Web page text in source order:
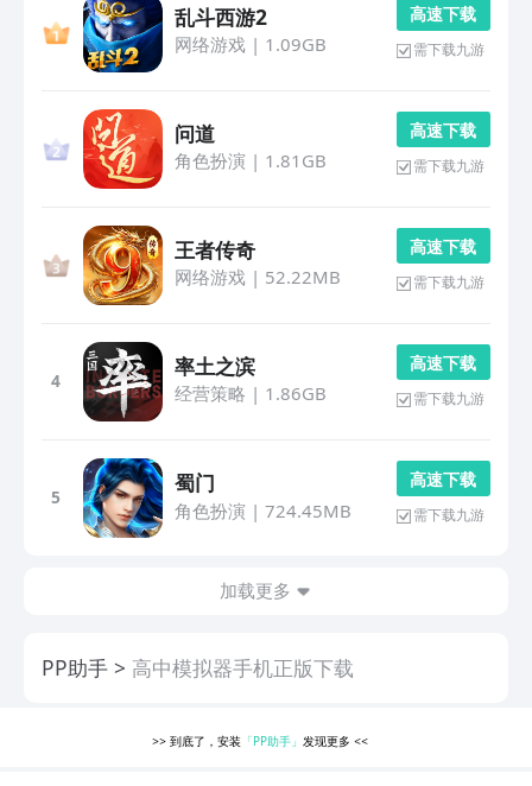
乱斗西游2
网络游戏| 1.09GB
高 速 下 载
需下载九游
问道
角色扮演 | 1.81GB
高 速 下 载
需下载九游
王者传奇
网络游戏| 52.22MB
高 速 下 载
需下载九游
4
率土之滨
经营策略 | 1.86GB
高 速 下 载
需下载九游
5
蜀门
角色扮演 | 724.45MB
高 速 下 载
需下载九游
加载更多
PP助手 高中模拟器手机正版下载
>> 到底了，安装 「PP助手」 发现更多<<